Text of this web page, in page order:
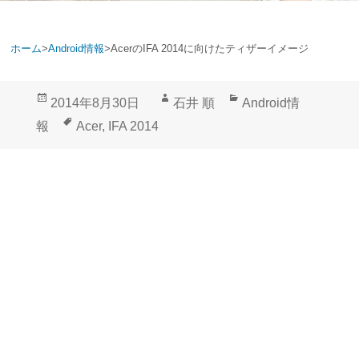
ホーム>Android情報>AcerのIFA 2014に向けたティザーイメージ
投
2014年8月30日
作
石井 順
カ
Android情
報
タ
Acer, IFA 2014